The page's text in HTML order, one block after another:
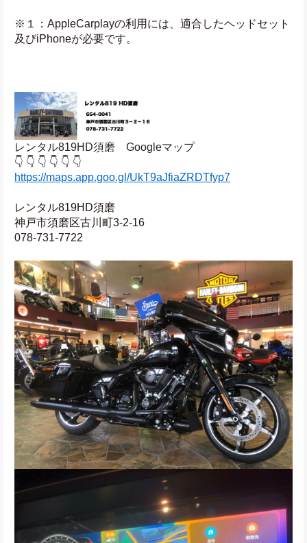
※１：AppleCarplayの利用には、適合したヘッドセット
及びiPhoneが必要です。
レンタル819HD須磨　Googleマップ
👇 👇 👇 👇 👇 👇
https://maps.app.goo.gl/UkT9aJfiaZRDTfyp7
レンタル819HD須磨
神戸市須磨区古川町3-2-16
078-731-7722